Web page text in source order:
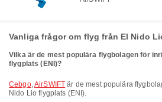
Vanliga frågor om flyg från El Nido
Vilka är de mest populära flygbolagen för
flygplats (ENI)?
Cebgo,AirSWIFT är de mest populära
Nido Lio flygplats (ENI).